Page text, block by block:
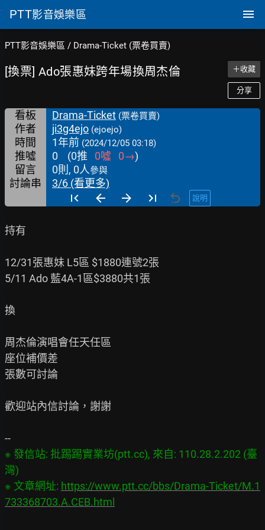
PTT影音娛樂區
PTT影音娛樂區 / Drama-Ticket (票卷買賣)
[換票] Ado張惠妹跨年場換周杰倫 ＋收藏
分享
看板 Drama-Ticket (票卷買賣)
作者 ji3g4ejo (ejoejo)
時間 1年前 (2024/12/05 03:18)
推噓 0 (0推 0噓 0→)
留言
0則, 0人參與
討論串 3/6 (看更多)
說明
持有
12/31張惠妹 L5區 $1880連號2張
5/11 Ado 藍4A-1區$3880共1張
換
周杰倫演唱會任天任區
座位補價差
張數可討論
歡迎站內信討論，謝謝
※ 發信站: 批踢踢實業坊(ptt.cc), 來自: 110.28.2.202 (臺
灣)
※ 文章網址: https://www.ptt.cc/bbs/Drama-Ticket/M.1
733368703.A.CEB.html